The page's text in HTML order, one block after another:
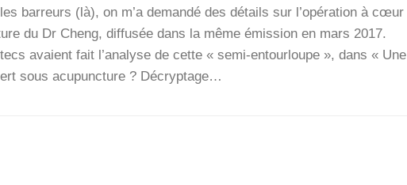
bar­reurs (là), on m’a deman­dé des détails sur l’o­pé­ra­tion à cœur
du Dr Cheng, dif­fu­sée dans la même émis­sion en mars 2017.
avaient fait l’a­na­lyse de cette « semi-entour­­loupe », dans « Une
sous acu­punc­ture ? Décryp­tage…